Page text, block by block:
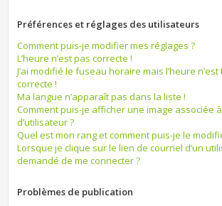
Préférences et réglages des utilisateurs
Comment puis-je modifier mes réglages ?
L’heure n’est pas correcte !
J’ai modifié le fuseau horaire mais l’heure
correcte !
Ma langue n’apparaît pas dans la liste !
Comment puis-je afficher une image associée
d’utilisateur ?
Quel est mon rang et comment puis-je le
Lorsque je clique sur le lien de courriel d’un
demandé de me connecter ?
Problèmes de publication